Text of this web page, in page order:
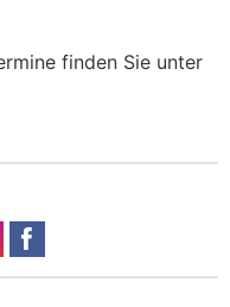
finden Sie unter